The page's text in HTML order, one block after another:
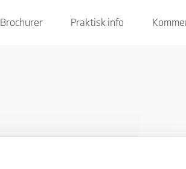
Brochurer Praktisk info